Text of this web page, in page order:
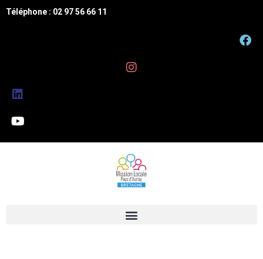
Téléphone : 02 97 56 66 11